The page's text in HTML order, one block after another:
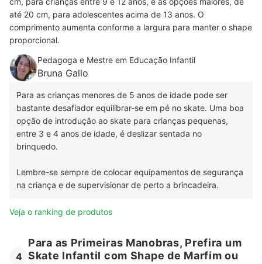
até 20 cm, para adolescentes acima de 13 anos. O
comprimento aumenta conforme a largura para manter o shape
proporcional.
Pedagoga e Mestre em Educação Infantil
Bruna Gallo
Para as crianças menores de 5 anos de idade pode ser
bastante desafiador equilibrar-se em pé no skate. Uma boa
opção de introdução ao skate para crianças pequenas,
entre 3 e 4 anos de idade, é deslizar sentada no
brinquedo.
Lembre-se sempre de colocar equipamentos de segurança
na criança e de supervisionar de perto a brincadeira.
Veja o ranking de produtos
4
Para as Primeiras Manobras, Prefira um
Skate Infantil com Shape de Marfim ou